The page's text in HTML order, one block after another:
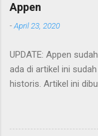
Appen
-April 23, 2020
UPDATE: Appen
ada di artikel ini
historis. Artikel ini
garis-garis besar
mendaftarnya cukup